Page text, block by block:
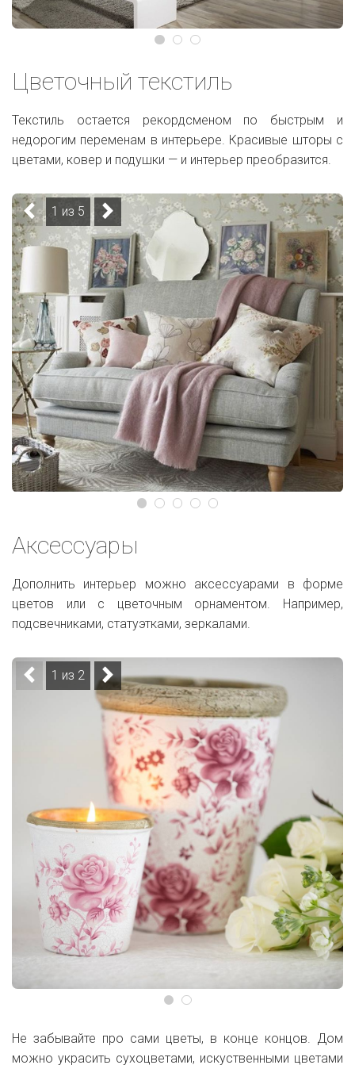
Цветочный текстиль
Текстиль остается рекордсменом по быстрым и
недорогим переменам в интерьере. Красивые шторы с
цветами, ковер и подушки — и интерьер преобразится.
1 из 5
Аксессуары
Дополнить интерьер можно аксессуарами в форме
цветов или с цветочным орнаментом. Например,
подсвечниками, статуэтками, зеркалами.
1 из 2
Не забывайте про сами цветы, в конце концов. Дом
можно украсить сухоцветами, искуственными цветами